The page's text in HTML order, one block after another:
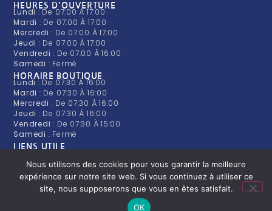
HEURES D'OUVERTURE
Lundi: De 07:00 À 17:00
Mardi : De 07:00 À 17:00
Mercredi: De 07:00 À 17:00
Jeudi : De 07:00 À 17:00
Vendredi: De 07:00 À 16:00
Samedi : Fermé
HORAIRE BOUTIQUE
Lundi : De 07:30 À 16:00
Mardi : De 07:30 À 16:00
Mercredi: De 07:30 À 16:00
Jeudi : De 07:30 À 16:00
Vendredi: De 07:30 À 15:00
Samedi : Fermé
LIENS UTILE
Nous rejoindre
Condition générale de vente
Politique de confidentialité
Livraison
Nous utilisons des cookies pour vous garantir la meilleure
expérience sur notre site web. Si vous continuez à utiliser ce
site, nous supposerons que vous en êtes satisfait.
OK